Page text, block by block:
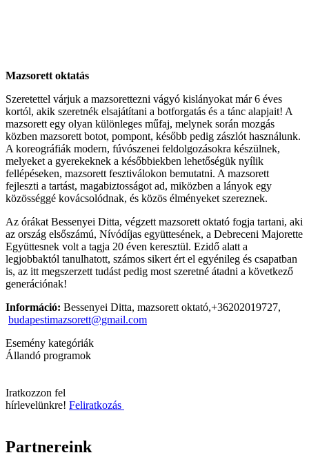
Mazsorett oktatás
Szeretettel várjuk a mazsorettezni vágyó kislányokat már 6 éves
kortól, akik szeretnék elsajátítani a botforgatás és a tánc alapjait! A
mazsorett egy olyan különleges műfaj, melynek során mozgás
közben mazsorett botot, pompont, később pedig zászlót használunk.
A koreográfiák modern, fúvószenei feldolgozásokra készülnek,
melyeket a gyerekeknek a későbbiekben lehetőségük nyílik
fellépéseken, mazsorett fesztiválokon bemutatni. A mazsorett
fejleszti a tartást, magabiztosságot ad, miközben a lányok egy
közösséggé kovácsolódnak, és közös élményeket szereznek.
Az órákat Bessenyei Ditta, végzett mazsorett oktató fogja tartani, aki
az ország elsőszámú, Nívódíjas együttesének, a Debreceni Majorette
Együttesnek volt a tagja 20 éven keresztül. Ezidő alatt a
legjobbaktól tanulhatott, számos sikert ért el egyénileg és csapatban
is, az itt megszerzett tudást pedig most szeretné átadni a következő
generációnak!
Információ: Bessenyei Ditta, mazsorett oktató,+36202019727,
budapestimazsorett@gmail.com
Esemény kategóriák
Állandó programok
Iratkozzon fel
hírlevelünkre! Feliratkozás
Partnereink